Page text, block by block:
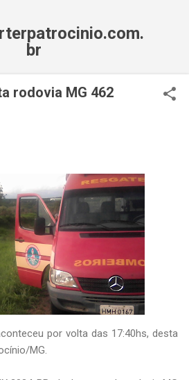
br
rodovia MG 462
por volta das 17:40hs, desta
MG.